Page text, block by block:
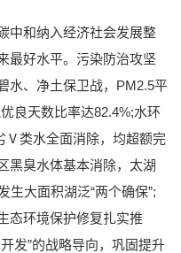
中和纳入经济社会发展整
最好水平。污染防治攻坚
水、净土保卫战，PM2.5平
良天数比率达82.4%;水环
Ⅴ类水全面消除，均超额完
黑臭水体基本消除，太湖
生大面积湖泛“两个确保”;
态环境保护修复扎实推
发”的战略导向，巩固提升